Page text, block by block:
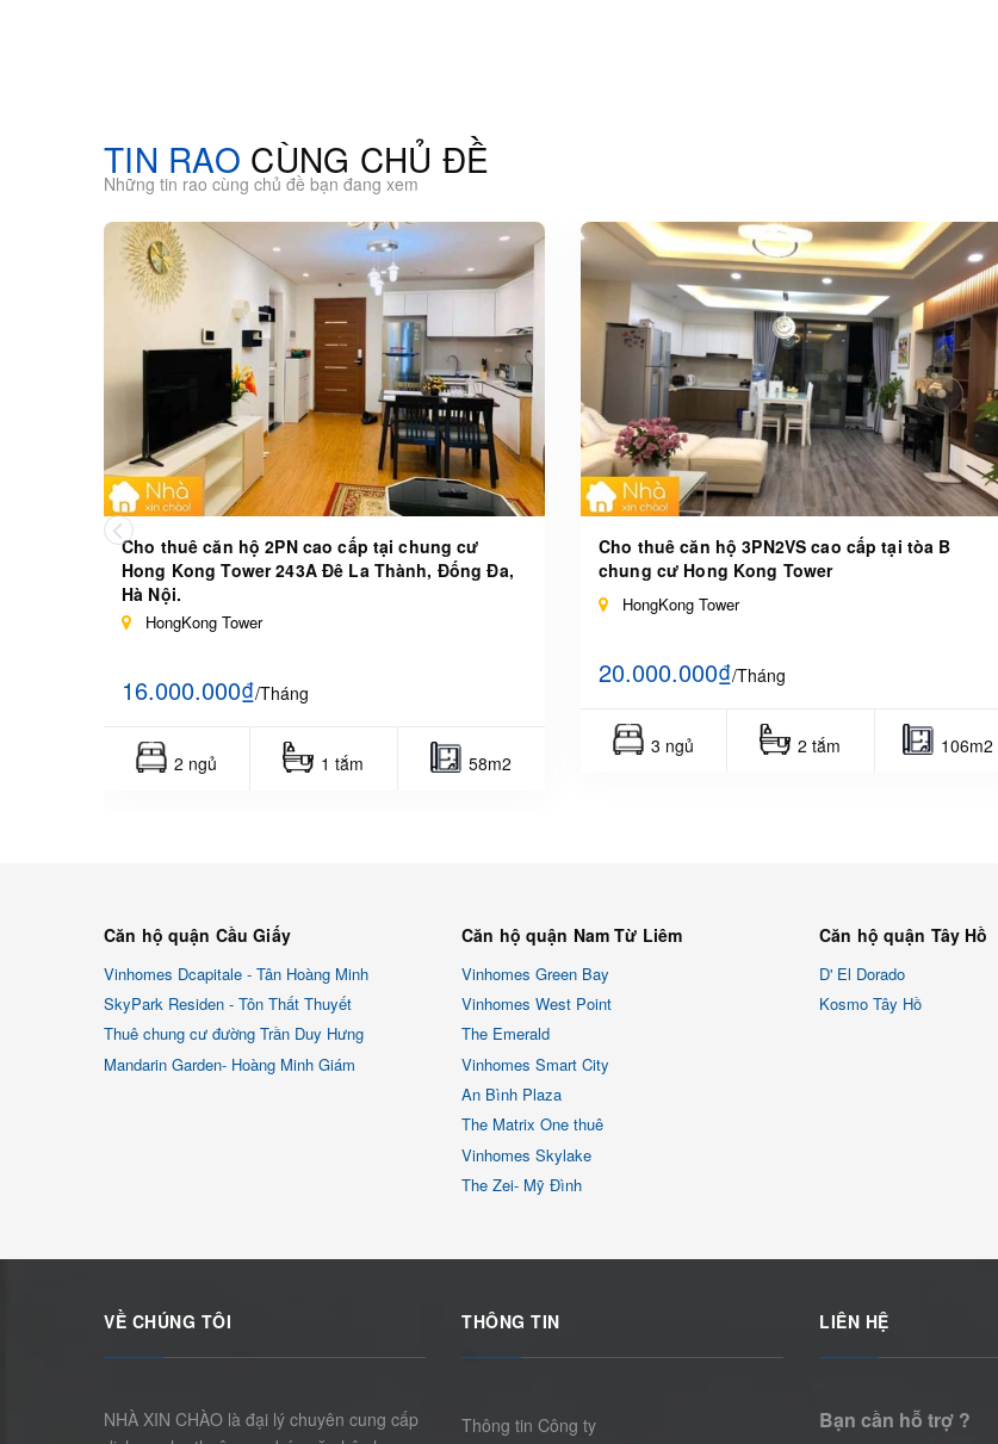
TIN RAO CÙNG CHỦ ĐỀ
Những tin rao cùng chủ đề bạn đang xem
Cho thuê căn hộ 2PN cao cấp tại chung cư
Hong Kong Tower 243A Đê La Thành, Đống Đa,
Hà Nội.
HongKong Tower
16.000.000₫/Tháng
2 ngủ 1 tắm 58m2
Cho thuê căn hộ 3PN2VS cao cấp tại tòa B
chung cư Hong Kong Tower
HongKong Tower
20.000.000₫/Tháng
3 ngủ 2 tắm 106m2
Căn hộ quận Cầu Giấy
Vinhomes Dcapitale - Tân Hoàng Minh
SkyPark Residen - Tôn Thất Thuyết
Thuê chung cư đường Trần Duy Hưng
Mandarin Garden- Hoàng Minh Giám
Căn hộ quận Nam Từ Liêm
Vinhomes Green Bay
Vinhomes West Point
The Emerald
Vinhomes Smart City
An Bình Plaza
The Matrix One thuê
Vinhomes Skylake
The Zei- Mỹ Đình
Căn hộ quận Tây Hồ
D' El Dorado
Kosmo Tây Hồ
VỀ CHÚNG TÔI
NHÀ XIN CHÀO là đại lý chuyên cung cấp
THÔNG TIN
Thông tin Công ty
LIÊN HỆ
Bạn cần hỗ trợ ?